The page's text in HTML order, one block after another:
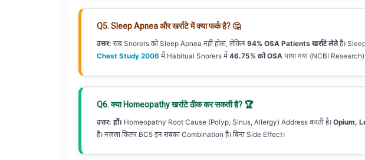
Q5. Sleep Apnea और खर्राटे में क्या फर्क है? 🤔
उत्तर: सब Snorers को Sleep Apnea नहीं होता, लेकिन 94% OSA Patients खर्राटे लेतेहैं।
Chest Study 2006 में Habitual Snorers में46.75% को OSA पाया गया (NCBI
Q6. क्या Homeopathy खर्राटे ठीक कर सकती है? 🏆
उत्तर: हाँ। Homeopathy Root Cause (Polyp, Sinus, Allergy) Address करती है। Opium,
हैं। नज़ला किलर BC5 इन सबका Combination है। बिना Side Effect।